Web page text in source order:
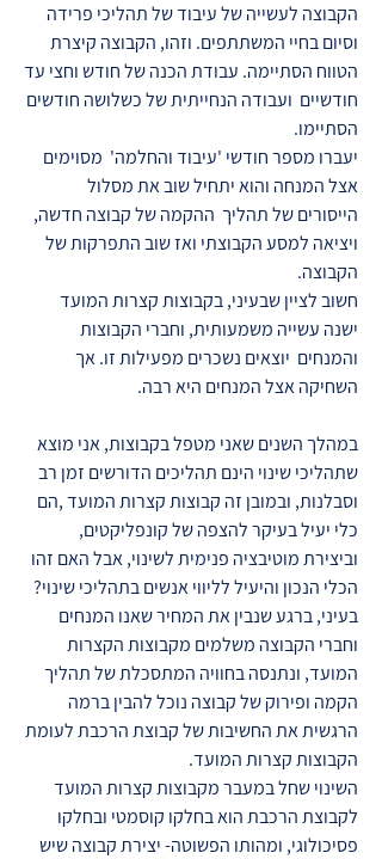
הקבוצה לעשייה של עיבוד של תהליכי פרידה
וסיום בחיי המשתתפים. וזהו, הקבוצה קיצרת
הטווח הסתיימה. עבודת הכנה של חודש וחצי עד
חודשיים ועבודה הנחייתית של כשלושה חודשים
הסתיימו.
יעברו מספר חודשי 'עיבוד והחלמה' מסוימים
אצל המנחה והוא יתחיל שוב את מסלול
הייסורים של תהליך ההקמה של קבוצה חדשה,
ויציאה למסע הקבוצתי ואז שוב התפרקות של
הקבוצה.
חשוב לציין שבעיני, בקבוצות קצרות המועד
ישנה עשייה משמעותית, וחברי הקבוצות
והמנחים יוצאים נשכרים מפעילות זו. אך
השחיקה אצל המנחים היא רבה.
במהלך השנים שאני מטפל בקבוצות, אני מוצא
שתהליכי שינוי הינם תהליכים הדורשים זמן רב
וסבלנות, ובמובן זה קבוצות קצרות המועד ,הם
כלי יעיל בעיקר להצפה של קונפליקטים,
וביצירת מוטיבציה פנימית לשינוי, אבל האם זהו
הכלי הנכון והיעיל לליווי אנשים בתהליכי שינוי?
בעיני, ברגע שנבין את המחיר שאנו המנחים
וחברי הקבוצה משלמים מקבוצות הקצרות
המועד, ונתנסה בחוויה המתסכלת של תהליך
הקמה ופירוק של קבוצה נוכל להבין ברמה
הרגשית את החשיבות של קבוצת הרכבת לעומת
הקבוצות קצרות המועד.
השינוי שחל במעבר מקבוצות קצרות המועד
לקבוצת הרכבת הוא בחלקו קוסמטי ובחלקו
פסיכולוגי, ומהותו הפשוטה- יצירת קבוצה שיש